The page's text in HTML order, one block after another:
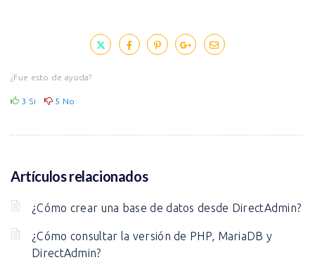
¿Fue esto de ayuda?
3 Si 5 No
Artículos relacionados
¿Cómo crear una base de datos desde DirectAdmin?
¿Cómo consultar la versión de PHP, MariaDB y
DirectAdmin?